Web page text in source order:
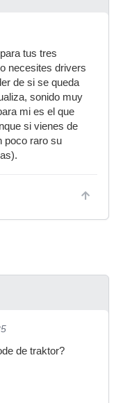
tus tres
necesites drivers
de si se queda
sonido muy
mi es el que
si vienes de
poco raro su
de traktor?